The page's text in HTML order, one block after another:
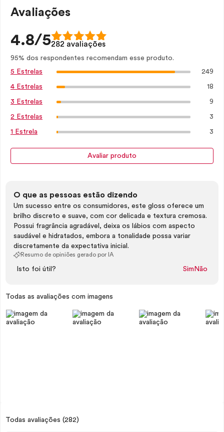
Avaliações
4.8/5282 avaliações
95% dos respondentes recomendam esse produto.
5 Estrelas
249
4 Estrelas 18
3 Estrelas 9
2 Estrelas 3
1 Estrela 3
Avaliar produto
O que as pessoas estão dizendo
Um sucesso entre os consumidores, este gloss oferece um
brilho discreto e suave, com cor delicada e textura cremosa.
Possui fragrância agradável, deixa os lábios com aspecto
saudável e hidratados, embora a tonalidade possa variar
discretamente da expectativa inicial.
Resumo de opiniões gerado por IA
Isto foi útil? Sim Não
Todas as avaliações com imagens
Todas avaliações (282)